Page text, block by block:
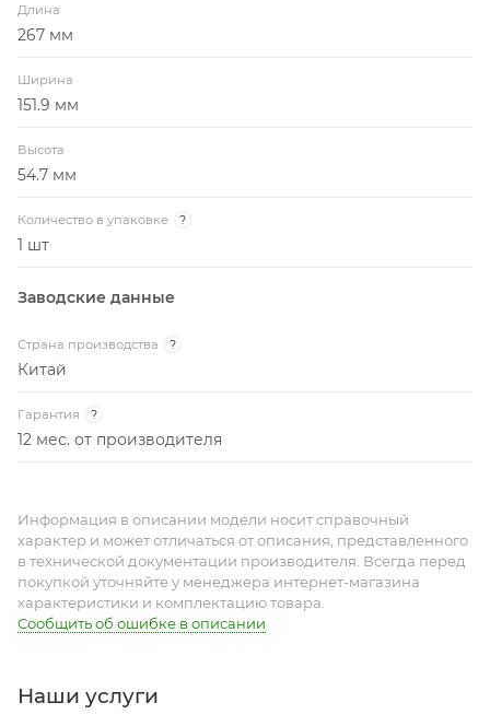
Длина
267 мм
Ширина
151.9 мм
Высота
54.7 мм
Количество в упаковке ?
1 шт
Заводские данные
Страна производства ?
Китай
Гарантия ?
12 мес. от производителя
Информация в описании модели носит справочный
характер и может отличаться от описания, представленного
в технической документации производителя. Всегда перед
покупкой уточняйте у менеджера интернет-магазина
характеристики и комплектацию товара.
Сообщить об ошибке в описании
Наши услуги